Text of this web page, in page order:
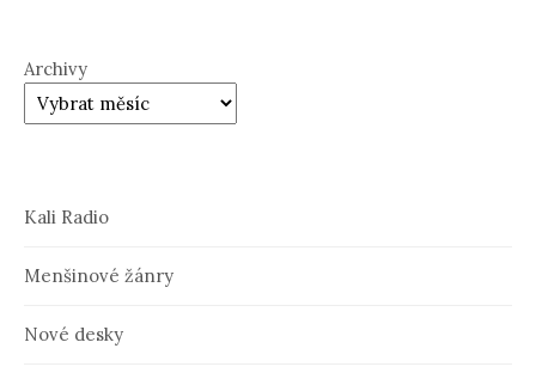
Archivy
Kali Radio
Menšinové žánry
Nové desky